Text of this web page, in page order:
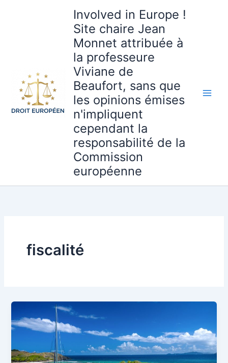
Involved in Europe !
Site chaire Jean
Monnet attribuée à
la professeure
Viviane de
Beaufort, sans que
les opinions émises
n'impliquent
cependant la
responsabilité de la
Commission
européenne
fiscalité